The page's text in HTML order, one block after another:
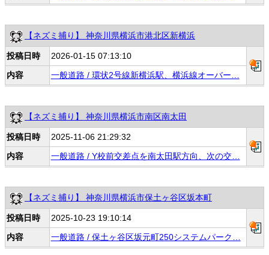
【ネズミ捕り】 神奈川県横浜市港北区新横浜
投稿日時
2026-01-15 07:13:10
内容
一般道路 / 環状2号線新横浜駅、横浜線オーバー…
【ネズミ捕り】 神奈川県横浜市南区南太田
投稿日時
2025-11-06 21:29:32
内容
一般道路 / Y校前交差点を南太田駅方向、次の交…
【ネズミ捕り】 神奈川県横浜市保土ヶ谷区坂本町
投稿日時
2025-10-23 19:10:14
内容
一般道路 / 保土ヶ谷区坂元町250システムパーク…